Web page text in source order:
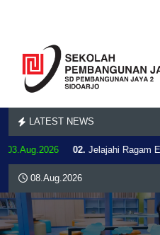
LATEST NEWS
02.Jelajahi Ragam
08.Aug.2026